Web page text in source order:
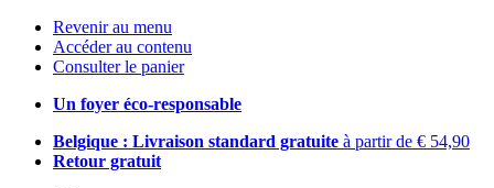
Revenir au menu
Accéder au contenu
Consulter le panier
Un foyer éco-responsable
Belgique : Livraison standard gratuite à partir de € 54,90
Retour gratuit